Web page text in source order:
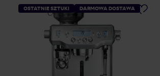
OSTATNIE SZTUKI DARMOWA DOSTAWA